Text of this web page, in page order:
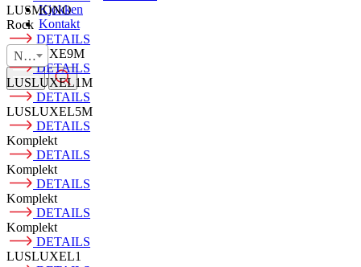
Kjøkken
Kontakt
NOR
LUSMONO
Rock
DETAILS
LUSLUXE9M
DETAILS
LUSLUXEL1M
DETAILS
LUSLUXEL5M
DETAILS
Komplekt
DETAILS
Komplekt
DETAILS
Komplekt
DETAILS
Komplekt
DETAILS
LUSLUXEL1